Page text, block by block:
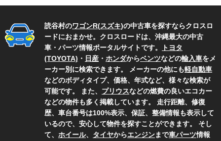
読谷村のワゴンR(スズキ)の中古車を探すならクロスロ
ードにおまかせ。クロスロードは、沖縄最大の中古
車・パーツ情報ポータルサイトです。
トヨタ
(TOYOTA) ・ 日産 ・ ホンダからベンツなどの輸入車をメ
ーカー別に検索できます。 メーカーの他にも軽自動車
などのボディタイプ、価格、年式など、様々な検索が
可能です。 また、 プリウスなどの燃費の良いエコカー
などの物件も多く掲載しています。 走行距離、修復
歴、車台番号は100%表示、保証、整備情報も表示して
いるので、安心して物件を探すことができます。 そし
て、 ホイール、 タイヤからエンジンまで車パーツ情報